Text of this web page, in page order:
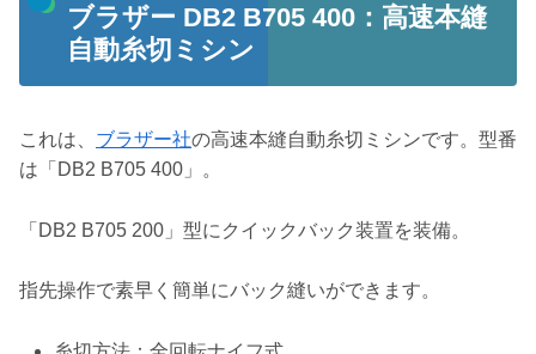
ブラザー DB2 B705 400：高速本縫
自動糸切ミシン
これは、 ブラザー社の高速本縫自動糸切ミシンです。型番
は「DB2 B705 400」。
「DB2 B705 200」型にクイックバック装置を装備。
指先操作で素早く簡単にバック縫いができます。